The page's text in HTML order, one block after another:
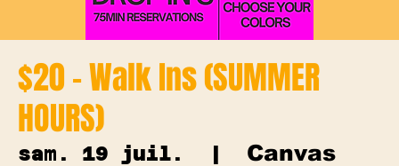
$20 - Walk Ins (SUMMER
HOURS)
sam. 19 juil.
  |
Canvas